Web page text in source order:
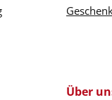
Über